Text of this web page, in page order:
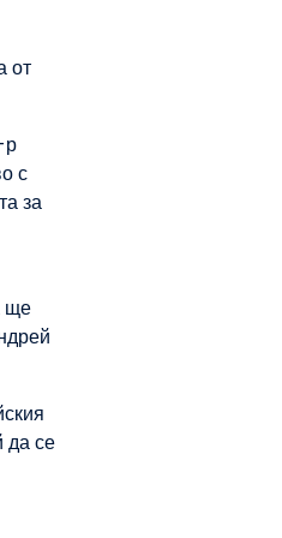
от
р
с
за
ще
да се